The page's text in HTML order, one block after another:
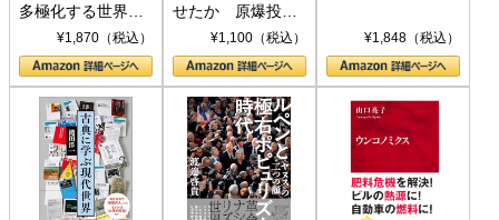
多極化する世界：
トランプとBRICS
の挑戦
¥1,870（税込）
せたか 原爆投
下、ソ連参戦、そ
して聖断 (PHP新
書)
¥1,100（税込） ¥1,848（税込）